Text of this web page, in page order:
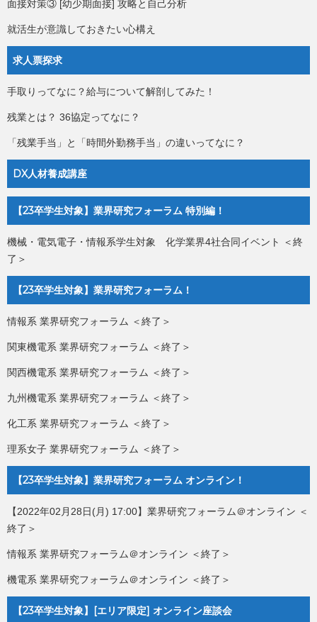
面接対策③ [幼少期面接] 攻略と自己分析
就活生が意識しておきたい心構え
求人票探求
手取りってなに？給与について解剖してみた！
残業とは？ 36協定ってなに？
「残業手当」と「時間外勤務手当」の違いってなに？
DX人材養成講座
【23卒学生対象】業界研究フォーラム 特別編！
機械・電気電子・情報系学生対象 化学業界4社合同イベント ＜終
了＞
【23卒学生対象】業界研究フォーラム！
情報系 業界研究フォーラム ＜終了＞
関東機電系 業界研究フォーラム ＜終了＞
関西機電系 業界研究フォーラム ＜終了＞
九州機電系 業界研究フォーラム ＜終了＞
化工系 業界研究フォーラム ＜終了＞
理系女子 業界研究フォーラム ＜終了＞
【23卒学生対象】業界研究フォーラム オンライン！
【2022年02月28日(月) 17:00】業界研究フォーラム＠オンライン ＜
終了＞
情報系 業界研究フォーラム＠オンライン ＜終了＞
機電系 業界研究フォーラム＠オンライン ＜終了＞
【23卒学生対象】[エリア限定] オンライン座談会